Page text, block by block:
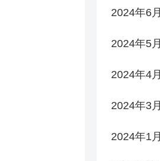
2024年6月
2024年5月
2024年4月
2024年3月
2024年1月